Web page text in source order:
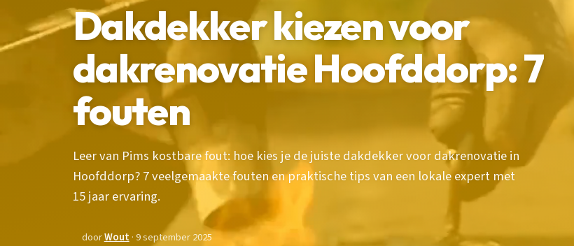
Dakdekker kiezen voor
dakrenovatie Hoofddorp: 7
fouten
Leer van Pims kostbare fout: hoe kies je de juiste dakdekker voor dakrenovatie in
Hoofddorp? 7 veelgemaakte fouten en praktische tips van een lokale expert met
15 jaar ervaring.
doorWout· 9 september 2025